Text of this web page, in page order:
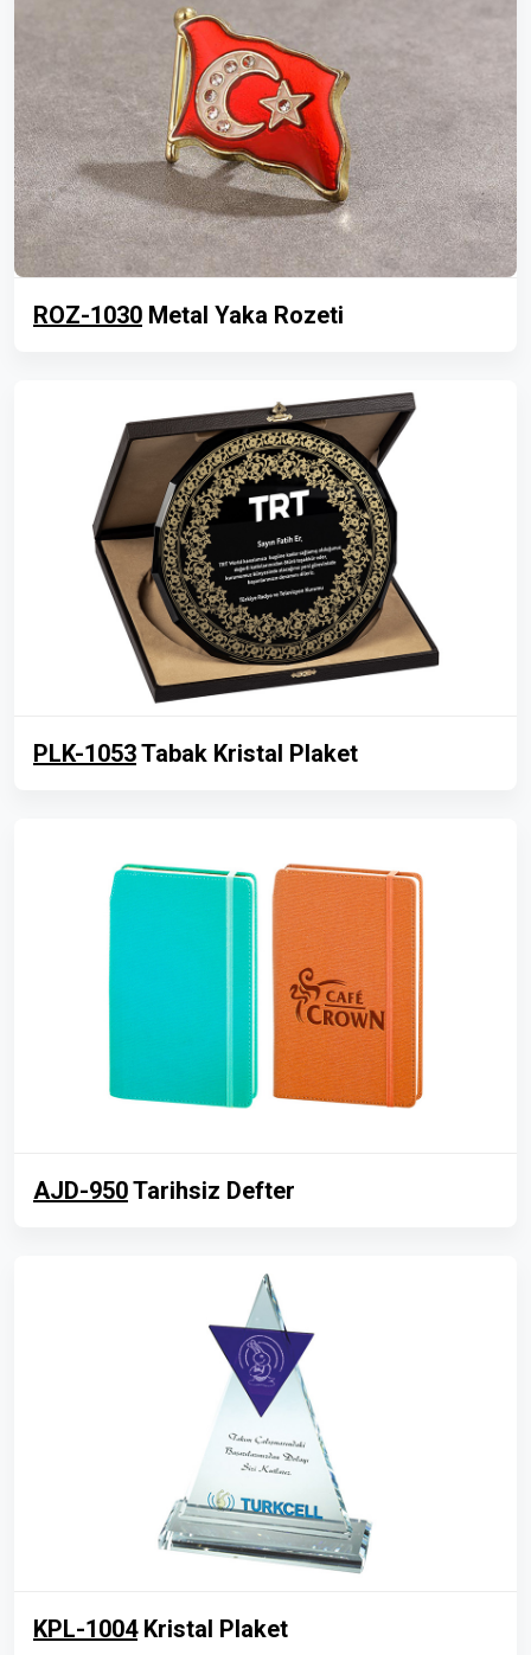
ROZ-1030 Metal Yaka Rozeti
PLK-1053Tabak Kristal Plaket
AJD-950Tarihsiz Defter
KPL-1004Kristal Plaket